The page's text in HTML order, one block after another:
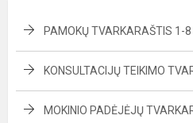
PAMOKŲ TVARKARAŠTIS 1-
KONSULTACIJŲ TEIKIMO
MOKINIO PADĖJĖJŲ